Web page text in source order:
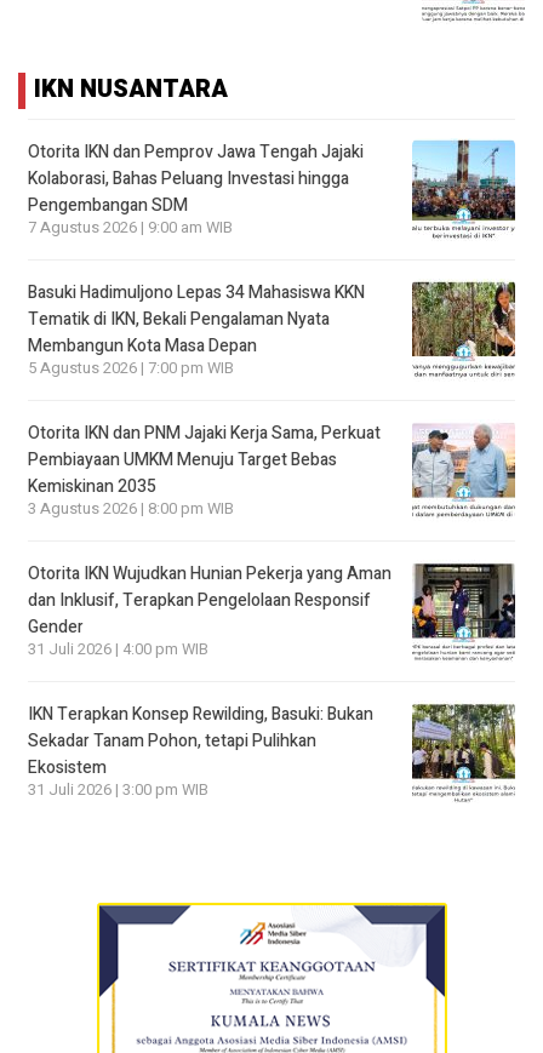
IKN NUSANTARA
Otorita IKN dan Pemprov Jawa Tengah Jajaki
Kolaborasi, Bahas Peluang Investasi hingga
Pengembangan SDM
7 Agustus 2026 | 9:00 am WIB
Basuki Hadimuljono Lepas 34 Mahasiswa KKN
Tematik di IKN, Bekali Pengalaman Nyata
Membangun Kota Masa Depan
5 Agustus 2026 | 7:00 pm WIB
Otorita IKN dan PNM Jajaki Kerja Sama, Perkuat
Pembiayaan UMKM Menuju Target Bebas
Kemiskinan 2035
3 Agustus 2026 | 8:00 pm WIB
Otorita IKN Wujudkan Hunian Pekerja yang Aman
dan Inklusif, Terapkan Pengelolaan Responsif
Gender
31 Juli 2026 | 4:00 pm WIB
IKN Terapkan Konsep Rewilding, Basuki: Bukan
Sekadar Tanam Pohon, tetapi Pulihkan
Ekosistem
31 Juli 2026 | 3:00 pm WIB